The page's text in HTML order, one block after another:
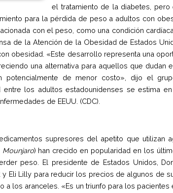
el tratamiento de la diabetes,
para la pérdida de peso a adultos con
con el peso, como una condición
de la Atención de la Obesidad de Estados
obesidad. «Este desarrollo representa una
una alternativa para aquellos que dudan
potencialmente de menor costo», dijo el
los adultos estadounidenses se estima
de EEUU. (CDC).
supresores del apetito que utilizan
Mounjaro) han crecido en popularidad en los
peso. El presidente de Estados Unidos,
Eli Lilly para reducir los precios de algunos de
a los aranceles. «Es un triunfo para los